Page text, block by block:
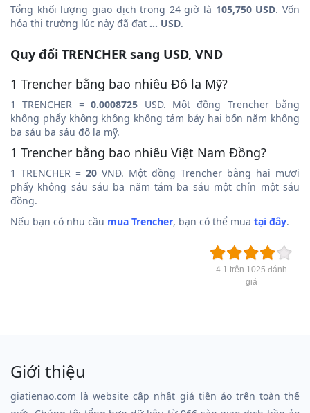
Tổng khối lượng giao dịch trong 24 giờ là 105,750 USD. Vốn
hóa thị trường lúc này đã đạt ... USD.
Quy đổi TRENCHER sang USD, VND
1 Trencher bằng bao nhiêu Đô la Mỹ?
1 TRENCHER =0.0008725 USD. Một đồng Trencher bằng
không phẩy không không không tám bảy hai bốn năm không
ba sáu ba sáu đô la mỹ.
1 Trencher bằng bao nhiêu Việt Nam Đồng?
1 TRENCHER = 20 VNĐ. Một đồng Trencher bằng hai mươi
phẩy không sáu sáu ba năm tám ba sáu một chín một sáu
đồng.
Nếu bạn có nhu cầu mua Trencher, bạn có thể mua tại đây.
4.1 trên 1025 đánh
giá
Giới thiệu
giatienao.com là website cập nhật giá tiền ảo trên toàn thế